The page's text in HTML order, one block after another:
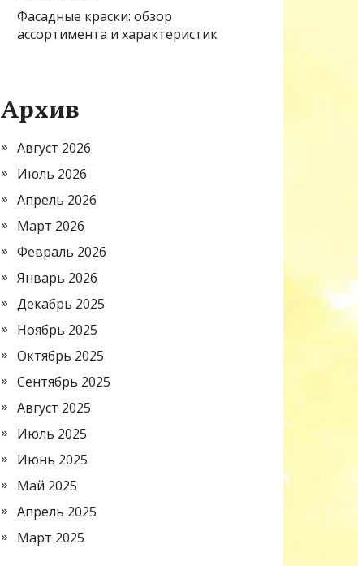
Фасадные краски: обзор
ассортимента и характеристик
Архив
Август 2026
Июль 2026
Апрель 2026
Март 2026
Февраль 2026
Январь 2026
Декабрь 2025
Ноябрь 2025
Октябрь 2025
Сентябрь 2025
Август 2025
Июль 2025
Июнь 2025
Май 2025
Апрель 2025
Март 2025